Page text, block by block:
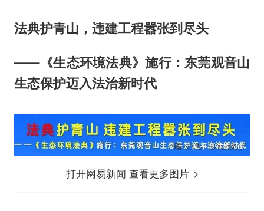
法典护青山，违建工程嚣张到尽头
——《生态环境法典》施行：东莞观音山
生态保护迈入法治新时代
打开网易新闻 查看更多图片